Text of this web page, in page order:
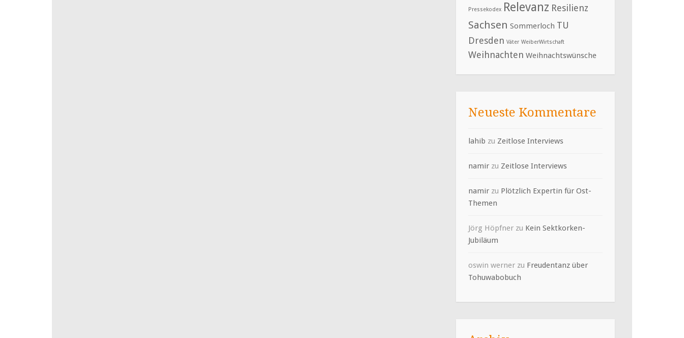
Pressekodex Relevanz Resilienz
Sachsen Sommerloch TU
Dresden Väter WeiberWirtschaft
Weihnachten Weihnachtswünsche
Neueste Kommentare
lahib zu Zeitlose Interviews
namir zu Zeitlose Interviews
namir zu Plötzlich Expertin für Ost-
Themen
Jörg Höpfner zu Kein Sektkorken-
Jubiläum
oswin werner zu Freudentanz über
Tohuwabobuch